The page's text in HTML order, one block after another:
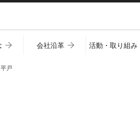
会社沿革 活動・取り組み
戸